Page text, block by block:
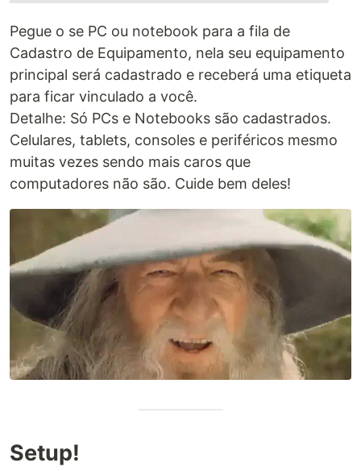
Pegue o se PC ou notebook para a fila de
Cadastro de Equipamento, nela seu equipamento
principal será cadastrado e receberá uma etiqueta
para ficar vinculado a você.
Detalhe: Só PCs e Notebooks são cadastrados.
Celulares, tablets, consoles e periféricos mesmo
muitas vezes sendo mais caros que
computadores não são. Cuide bem deles!
Setup!